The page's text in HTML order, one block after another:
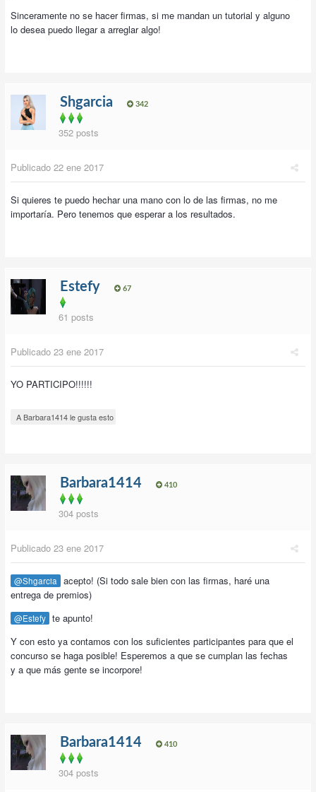
Sinceramente no se hacer firmas, si me mandan un tutorial y alguno
lo desea puedo llegar a arreglar algo!
Shgarcia 342
352 posts
Publicado 22 ene 2017
Si quieres te puedo hechar una mano con lo de las firmas, no me
importaría. Pero tenemos que esperar a los resultados.
Estefy 67
61 posts
Publicado 23 ene 2017
YO PARTICIPO!!!!!!
A Barbara1414 le gusta esto
Barbara1414 410
304 posts
Publicado 23 ene 2017
@Shgarcia
acepto! (Si todo sale bien con las firmas, haré una
entrega de premios)
@Estefy te apunto!
Y con esto ya contamos con los suficientes participantes para que el
concurso se haga posible! Esperemos a que se cumplan las fechas
y a que más gente se incorpore!
Barbara1414 410
304 posts